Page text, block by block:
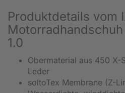
Produktdetails vom
1.0
Obermaterial aus 450 X-
Leder
soltoTex Membrane (Z-